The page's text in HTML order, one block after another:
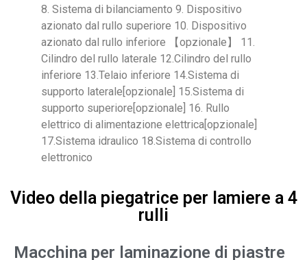
8. Sistema di bilanciamento 9. Dispositivo
azionato dal rullo superiore 10. Dispositivo
azionato dal rullo inferiore 【opzionale】 11.
Cilindro del rullo laterale 12.Cilindro del rullo
inferiore 13.Telaio inferiore 14.Sistema di
supporto laterale[opzionale] 15.Sistema di
supporto superiore[opzionale] 16. Rullo
elettrico di alimentazione elettrica[opzionale]
17.Sistema idraulico 18.Sistema di controllo
elettronico
Video della piegatrice per lamiere a 4
rulli
Macchina per laminazione di piastre